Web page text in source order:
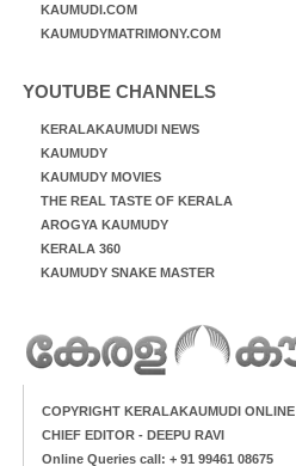
KAUMUDI.COM
KAUMUDYMATRIMONY.COM
YOUTUBE CHANNELS
KERALAKAUMUDI NEWS
KAUMUDY
KAUMUDY MOVIES
THE REAL TASTE OF KERALA
AROGYA KAUMUDY
KERALA 360
KAUMUDY SNAKE MASTER
COPYRIGHT KERALAKAUMUDI ONLINE
CHIEF EDITOR - DEEPU RAVI
Online Queries call: + 91 99461 08675